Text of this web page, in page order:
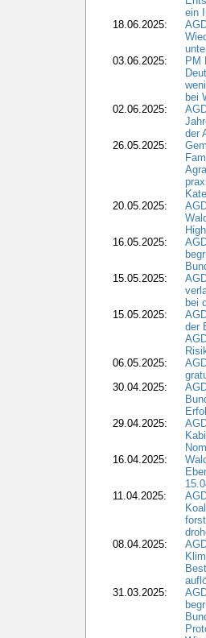
ein
18.06.2025:
03.06.2025:
PM
bei
02.06.2025:
der
26.05.2025:
20.05.2025:
16.05.2025:
15.05.2025:
bei
15.05.2025:
der
06.05.2025:
30.04.2025:
29.04.2025:
16.04.2025:
11.04.2025:
08.04.2025:
31.03.2025: